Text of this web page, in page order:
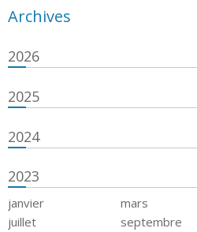
Archives
2026
2025
2024
2023
janvier mars
juillet
septembre